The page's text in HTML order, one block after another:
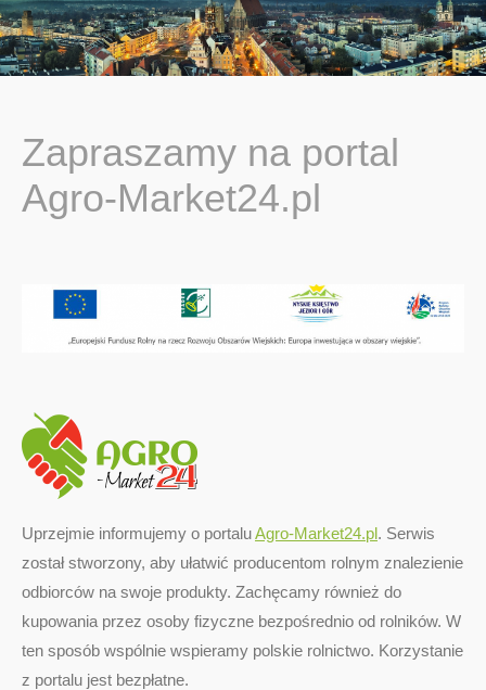
You are here:
Zapraszamy na portal
Agro-Market24.pl
Uprzejmie informujemy o portaluAgro-Market24.pl. Serwis
został stworzony, aby ułatwić producentom rolnym znalezienie
odbiorców na swoje produkty. Zachęcamy również do
kupowania przez osoby fizyczne bezpośrednio od rolników. W
ten sposób wspólnie wspieramy polskie rolnictwo. Korzystanie
z portalu jest bezpłatne.